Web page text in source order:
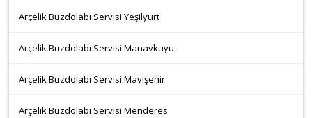
Arçelik Buzdolabı Servisi Yeşilyurt
Arçelik Buzdolabı Servisi Manavkuyu
Arçelik Buzdolabı Servisi Mavişehir
Arçelik Buzdolabı Servisi Menderes